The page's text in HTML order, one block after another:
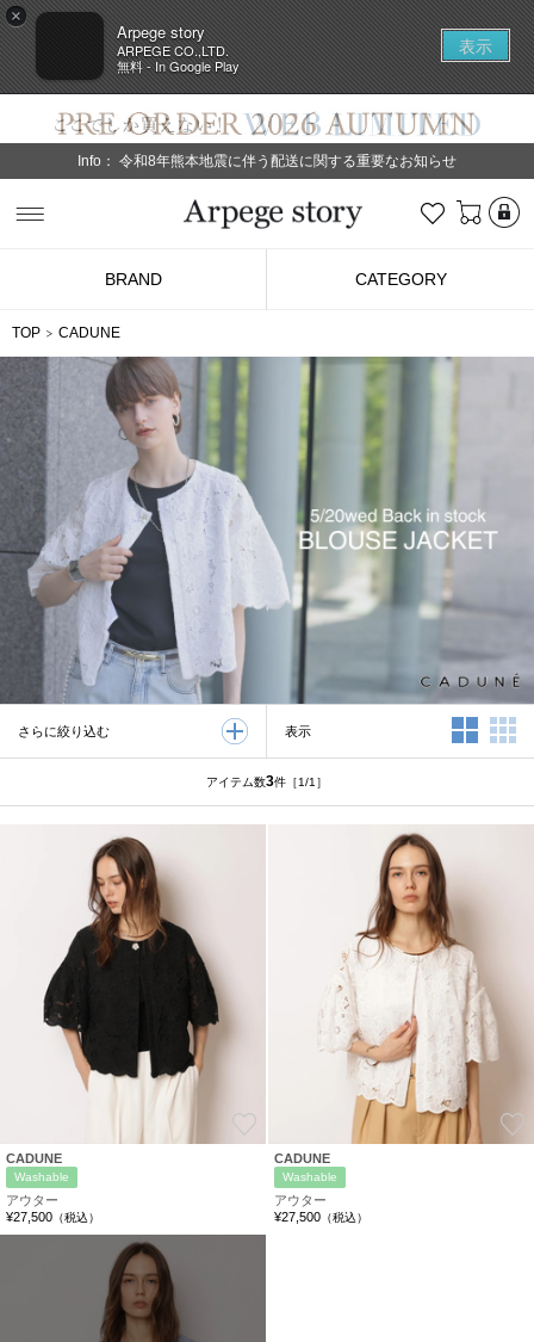
×
Arpege story
ARPEGE CO.,LTD.
無料 - In Google Play
表示
Info： 令和8年熊本地震に伴う配送に関する重要なお知らせ
お気に入り
BRAND CATEGORY
TOP CADUNE
さらに絞り込む 表示 2列表示
アイテム数3件 ［1/1］
CADUNE
Washable
アウター
¥27,500 （税込）
CADUNE
Washable
アウター
¥27,500 （税込）